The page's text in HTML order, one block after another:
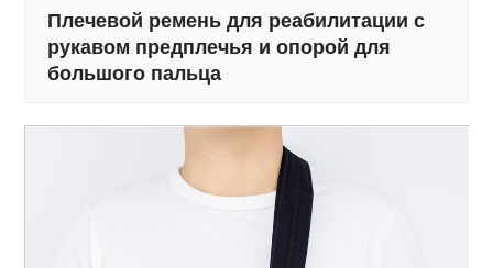
Плечевой ремень для реабилитации с
рукавом предплечья и опорой для
большого пальца